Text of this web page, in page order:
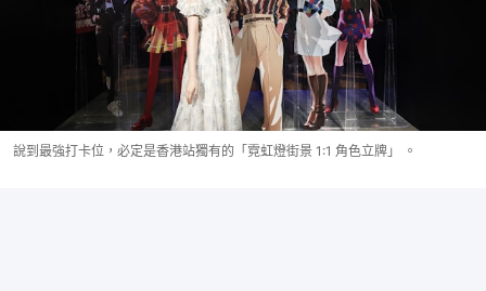
說到最強打卡位，必定是香港站獨有的「霓虹燈街景 1:1 角色立牌」 。